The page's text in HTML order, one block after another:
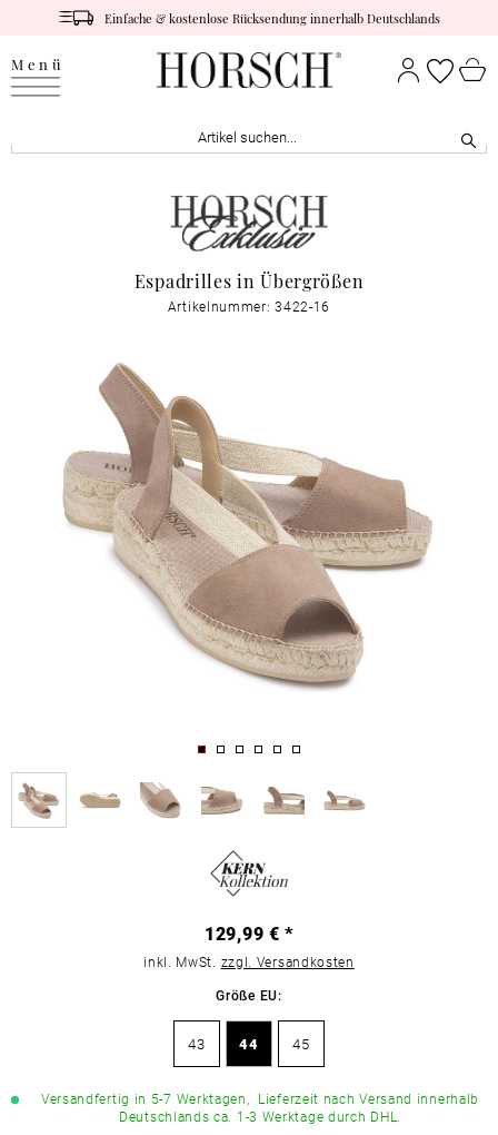
Einfache & kostenlose Rücksendung innerhalb Deutschlands
Menü
Espadrilles in Übergrößen
Artikelnummer: 3422-16
129,99 € *
inkl. MwSt. zzgl. Versandkosten
Größe EU:
43 44 45
Versandfertig in 5-7 Werktagen, Lieferzeit nach Versand innerhalb
Deutschlands ca. 1-3 Werktage durch DHL.